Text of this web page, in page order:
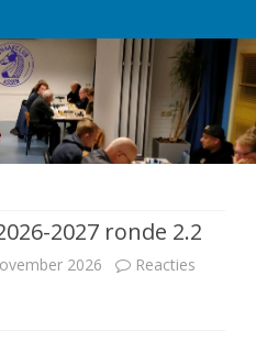
de
inhoud2027 ronde 2.2
2026
Reacties